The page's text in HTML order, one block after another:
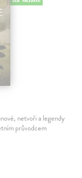
netvoři a legendy
průvodcem